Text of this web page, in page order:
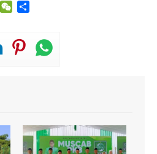
TelegramWeChat